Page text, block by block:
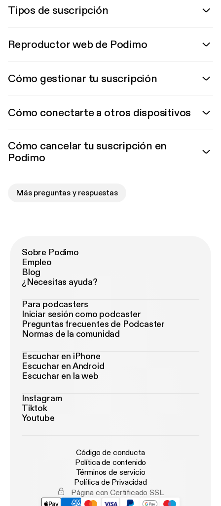
Tipos de suscripción
Reproductor web de Podimo
Cómo gestionar tu suscripción
Cómo conectarte a otros dispositivos
Cómo cancelar tu suscripción en
Podimo
Más preguntas y respuestas
Sobre Podimo
Empleo
Blog
¿Necesitas ayuda?
Para podcasters
Iniciar sesión como podcaster
Preguntas frecuentes de Podcaster
Normas de la comunidad
Escuchar en iPhone
Escuchar en Android
Escuchar en la web
Instagram
Tiktok
Youtube
Código de conducta
Política de contenido
Términos de servicio
Política de Privacidad
Página con Certificado SSL